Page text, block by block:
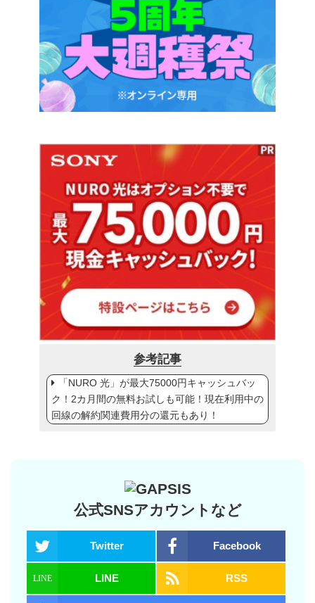
参考記事
「NURO 光」が最大75000円キャッシュバッ
ク！2カ月間の無料お試しも可能！現在利用中の
回線の解約関連費用分の還元もあり！
公式SNSアカウントなど
Twitter Facebook
LINE RSS